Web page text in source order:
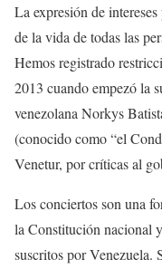
La expresión de
de la vida de todas las
Hemos registrado
2013 cuando empezó la
venezolana Norkys
(conocido como “el
Venetur, por críticas al
Los conciertos son una
la Constitución nacional
suscritos por Venezuela.